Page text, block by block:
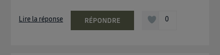
Lire la réponse RÉPONDRE 0